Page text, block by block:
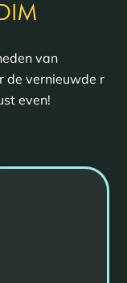
van
de vernieuwde r
even!